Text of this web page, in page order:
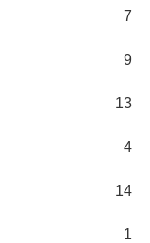
7
9
13
4
14
1